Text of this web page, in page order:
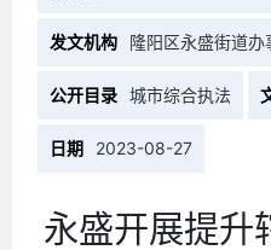
发文机构 隆阳区永盛街道办
公开目录 城市综合执法
日期 2023-08-27
永盛开展提升